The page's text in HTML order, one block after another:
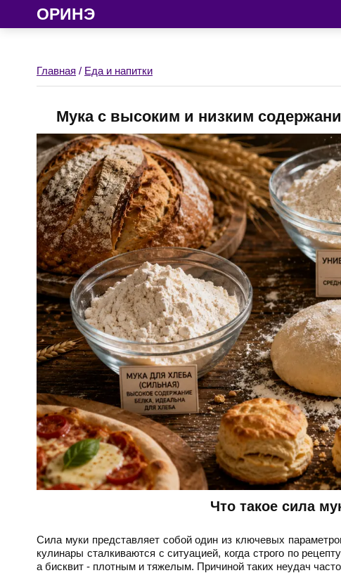
ОРИНЭ
Главная / Еда и напитки
Мука с высоким и низким
Что такое сила
Сила муки представляет собой один из ключевых
кулинары сталкиваются с ситуацией, когда строго по
а бисквит - плотным и тяжелым. Причиной таких неудач